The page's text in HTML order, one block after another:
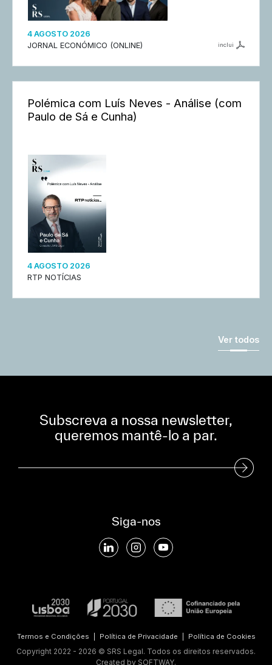
4 AGOSTO 2026
JORNAL ECONÓMICO (ONLINE)
inclui
Polémica com Luís Neves - Análise (com
Paulo de Sá e Cunha)
4 AGOSTO 2026
RTP NOTÍCIAS
Ver todos
Subscreva a nossa newsletter,
queremos mantê-lo a par.
Subscreva a nossa Newsletter
Siga-nos
Termos e Condições Política de Privacidade Política de Cookies
Copyright 2022 - 2026 © SRS Legal. Todos os direitos reservados.
Created by SOFTWAY.